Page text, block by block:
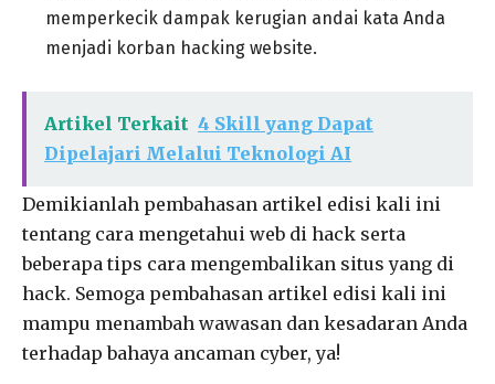
memperkecik dampak kerugian andai kata Anda
menjadi korban hacking website.
Artikel Terkait 4 Skill yang Dapat
Dipelajari Melalui Teknologi AI
Demikianlah pembahasan artikel edisi kali ini
tentang cara mengetahui web di hack serta
beberapa tips cara mengembalikan situs yang di
hack. Semoga pembahasan artikel edisi kali ini
mampu menambah wawasan dan kesadaran Anda
terhadap bahaya ancaman cyber, ya!